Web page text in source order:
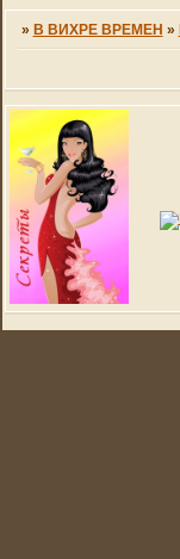
» В ВИХРЕ ВРЕМЕН »